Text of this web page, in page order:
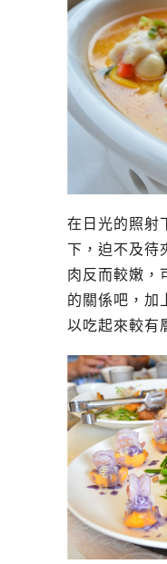
在日光的照射
下，迫不及待
肉反而較嫩，
的關係吧，加
以吃起來較有